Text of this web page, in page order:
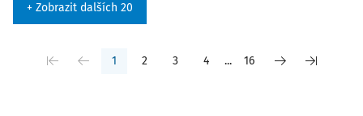
+ Zobrazit dalších 20
1 2 3 4 ... 16